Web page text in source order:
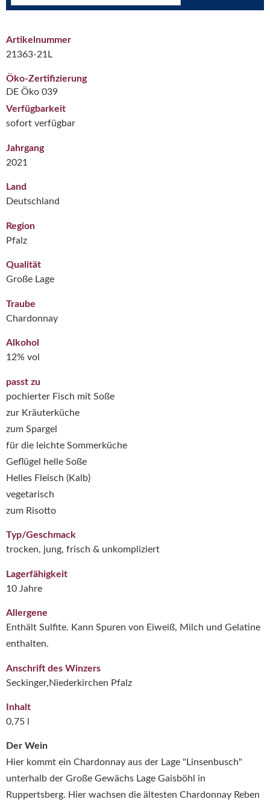
Der Wein
Hier kommt ein Chardonnay aus der Lage "Linsenbusch"
unterhalb der Große Gewächs Lage Gaisböhl in
Ruppertsberg. Hier wachsen die ältesten Chardonnay Reben
Artikelnummer
21363-21L
Öko-Zertifizierung
DE Öko 039
Verfügbarkeit
sofort verfügbar
Jahrgang
2021
Land
Deutschland
Region
Pfalz
Qualität
Große Lage
Traube
Chardonnay
Alkohol
12% vol
passt zu
pochierter Fisch mit Soße
zur Kräuterküche
zum Spargel
für die leichte Sommerküche
Geflügel helle Soße
Helles Fleisch (Kalb)
vegetarisch
zum Risotto
Typ/Geschmack
trocken, jung, frisch & unkompliziert
Lagerfähigkeit
10 Jahre
Allergene
Enthält Sulfite. Kann Spuren von Eiweiß, Milch und Gelatine
enthalten.
Anschrift des Winzers
Seckinger,Niederkirchen Pfalz
Inhalt
0,75 l